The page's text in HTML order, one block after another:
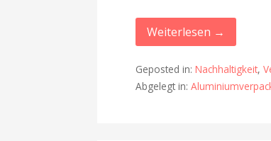
Weiterlesen →
Geposted in:Nachhaltigkeit,
Abgelegt in: